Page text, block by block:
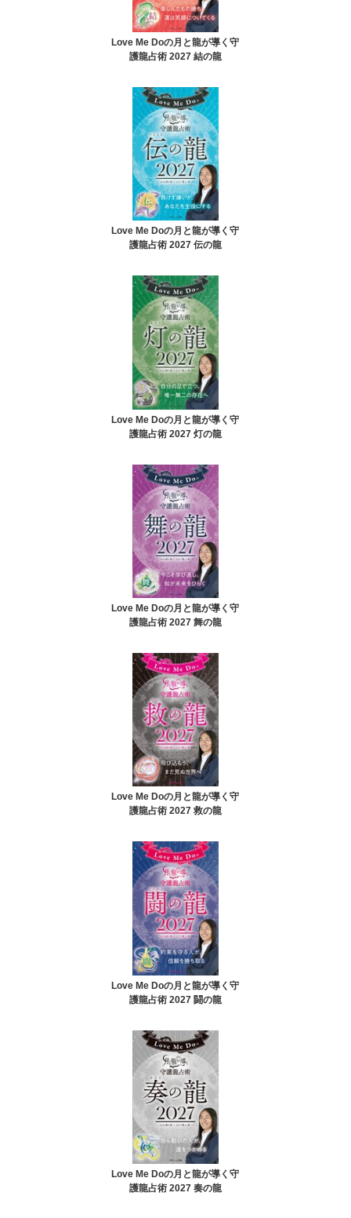
Love Me Doの月と龍が導く守
護龍占術 2027 結の龍
Love Me Doの月と龍が導く守
護龍占術 2027 伝の龍
Love Me Doの月と龍が導く守
護龍占術 2027 灯の龍
Love Me Doの月と龍が導く守
護龍占術 2027 舞の龍
Love Me Doの月と龍が導く守
護龍占術 2027 救の龍
Love Me Doの月と龍が導く守
護龍占術 2027 闘の龍
Love Me Doの月と龍が導く守
護龍占術 2027 奏の龍